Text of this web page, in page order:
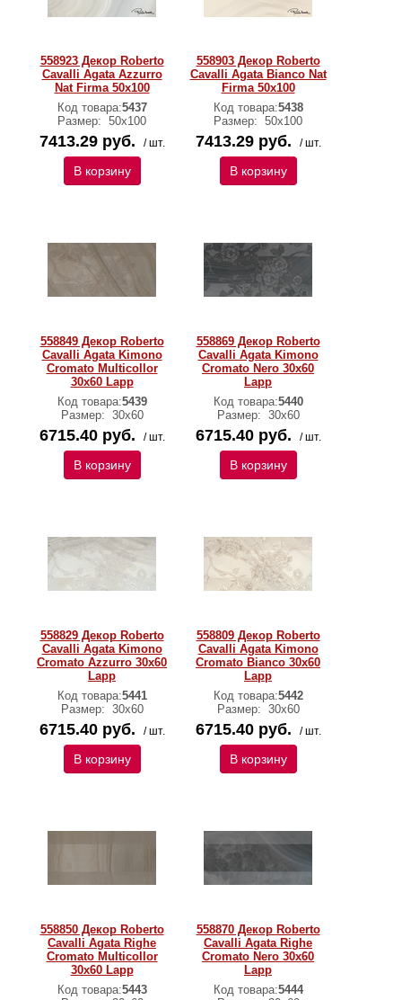
558923 Декор Roberto
Cavalli Agata Azzurro
Nat Firma 50x100
Код товара:5437
Размер: 50х100
7413.29 руб. / шт.
В корзину
558903 Декор Roberto
Cavalli Agata Bianco Nat
Firma 50x100
Код товара:5438
Размер: 50х100
7413.29 руб. / шт.
В корзину
558849 Декор Roberto
Cavalli Agata Kimono
Cromato Multicollor
30x60 Lapp
Код товара:5439
Размер: 30х60
6715.40 руб. / шт.
В корзину
558869 Декор Roberto
Cavalli Agata Kimono
Cromato Nero 30x60
Lapp
Код товара:5440
Размер: 30х60
6715.40 руб. / шт.
В корзину
558829 Декор Roberto
Cavalli Agata Kimono
Cromato Azzurro 30x60
Lapp
Код товара:5441
Размер: 30х60
6715.40 руб. / шт.
В корзину
558809 Декор Roberto
Cavalli Agata Kimono
Cromato Bianco 30x60
Lapp
Код товара:5442
Размер: 30х60
6715.40 руб. / шт.
В корзину
558850 Декор Roberto
Cavalli Agata Righe
Cromato Multicollor
30x60 Lapp
Код товара:5443
558870 Декор Roberto
Cavalli Agata Righe
Cromato Nero 30x60
Lapp
Код товара:5444